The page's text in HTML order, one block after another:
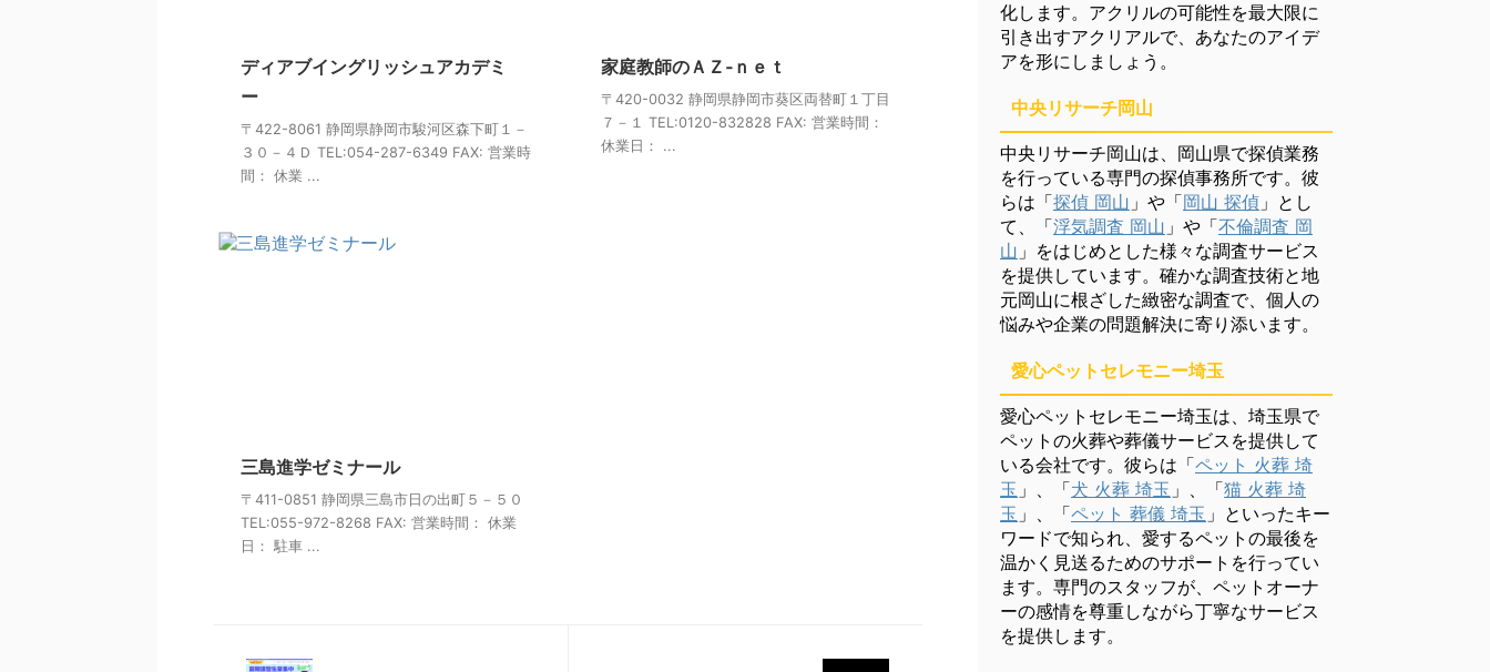
ディアブイングリッシュアカデミ
ー
〒422-8061 静岡県静岡市駿河区森下町１－
３０－４Ｄ TEL:054-287-6349 FAX: 営業時
間： 休業 ...
家庭教師のＡＺ‐ｎｅｔ
〒420-0032 静岡県静岡市葵区両替町１丁目
７－１ TEL:0120-832828 FAX: 営業時間：
休業日： ...
三島進学ゼミナール
〒411-0851 静岡県三島市日の出町５－５０
TEL:055-972-8268 FAX: 営業時間： 休業
日： 駐車 ...
化します。アクリルの可能性を最大限に
引き出すアクリアルで、あなたのアイデ
アを形にしましょう。
中央リサーチ岡山
中央リサーチ岡山は、岡山県で探偵業務
を行っている専門の探偵事務所です。彼
らは「探偵 岡山 」や「岡山 探偵 」とし
て、「浮気調査 岡山 」や「不倫調査 岡
山 」をはじめとした様々な調査サービス
を提供しています。確かな調査技術と地
元岡山に根ざした緻密な調査で、個人の
悩みや企業の問題解決に寄り添います。
愛心ペットセレモニー埼玉
愛心ペットセレモニー埼玉は、埼玉県で
ペットの火葬や葬儀サービスを提供して
いる会社です。彼らは「ペット 火葬 埼
玉 」、「犬 火葬 埼玉 」、「猫 火葬 埼
玉 」、「ペット 葬儀 埼玉 」といったキー
ワードで知られ、愛するペットの最後を
温かく見送るためのサポートを行ってい
ます。専門のスタッフが、ペットオーナ
ーの感情を尊重しながら丁寧なサービス
を提供します。